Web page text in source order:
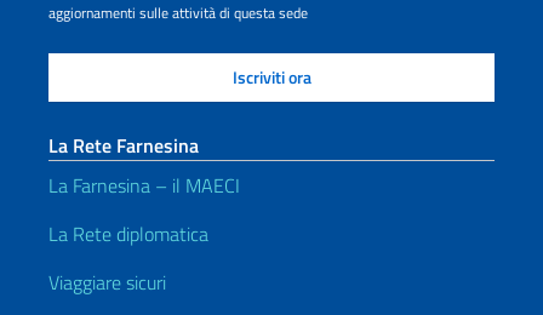
aggiornamenti sulle attività di questa sede
La Rete Farnesina
La Farnesina – il MAECI
La Rete diplomatica
Viaggiare sicuri